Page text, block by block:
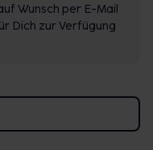
Wunsch per E-Mail
Dich zur Verfügung